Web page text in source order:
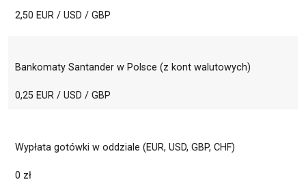
2,50 EUR / USD / GBP
Bankomaty Santander w Polsce (z kont walutowych)
0,25 EUR / USD / GBP
Wypłata gotówki w oddziale (EUR, USD, GBP, CHF)
0 zł